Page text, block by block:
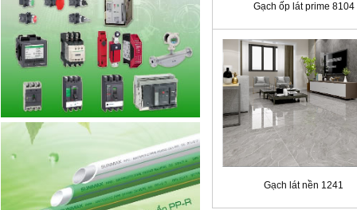
Gạch ốp lát prime 8104
Gạch lát nền 1241